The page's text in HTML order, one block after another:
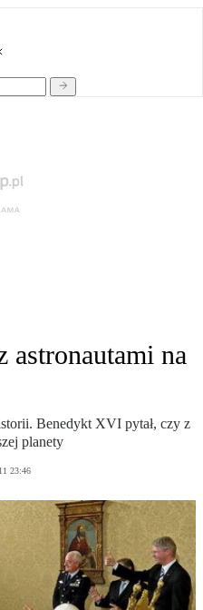
astronautami na
Benedykt XVI pytał, czy z
planety
23:46